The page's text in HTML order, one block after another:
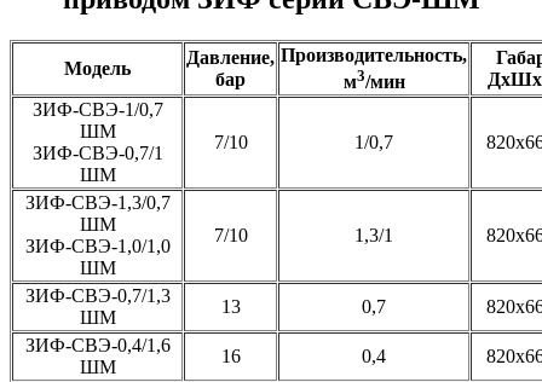
Модель
Давление,
бар
Производительность,
м3/мин
ЗИФ-СВЭ-1/0,7
ШМ
ЗИФ-СВЭ-0,7/1
ШМ
7/10 1/0,7
ЗИФ-СВЭ-1,3/0,7
ШМ
ЗИФ-СВЭ-1,0/1,0
ШМ
7/10 1,3/1
ЗИФ-СВЭ-0,7/1,3
ШМ
13 0,7
ЗИФ-СВЭ-0,4/1,6
ШМ
16 0,4